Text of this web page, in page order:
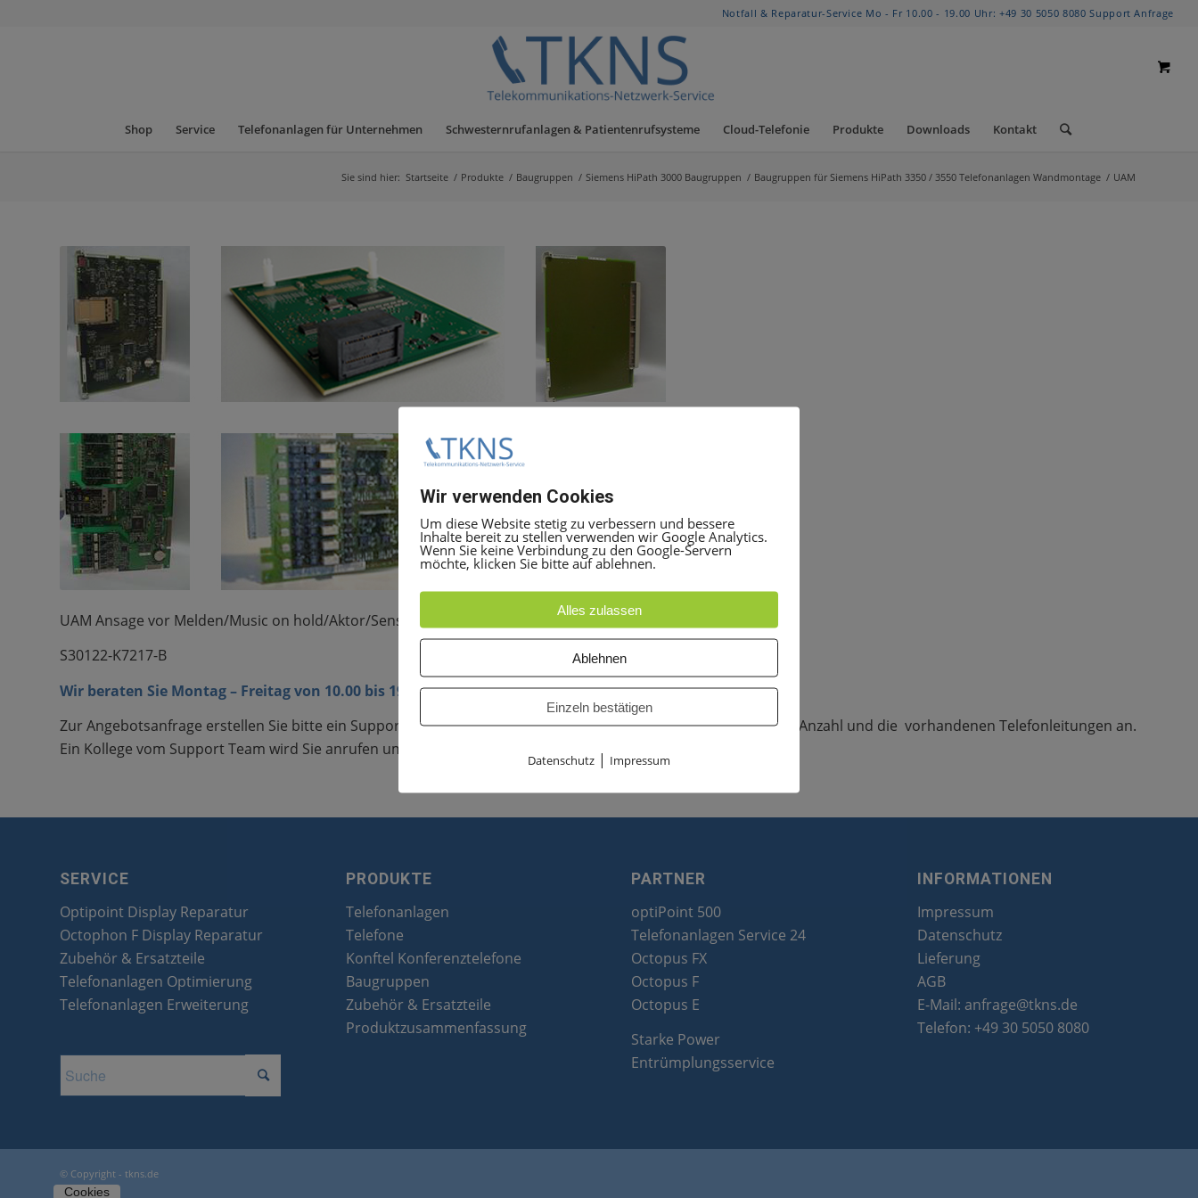
Notfall & Reparatur-Service Mo - Fr 10.00 - 19.00 Uhr: +49 30 5050 8080 Support Anfrage
Shop Service Telefonanlagen für Unternehmen Schwesternrufanlagen & Patientenrufsysteme Cloud-Telefonie Produkte Downloads Kontakt
Sie sind hier: Startseite / Produkte / Baugruppen / Siemens HiPath 3000 Baugruppen / Baugruppen für Siemens HiPath 3350 / 3550 Telefonanlagen Wandmontage / UAM
UAM Ansage vor Melden/Music on hold/Aktor/Sensor für HiPath 3350/3550
S30122-K7217-B
Wir beraten Sie Montag – Freitag von 10.00 bis 19:00 Uhr Uhr unter+49 30 5050 8080
Zur Angebotsanfrage erstellen Sie bitte ein Support TicketAngebot anfordern, geben Sie dort die Mittarbeiter Anzahl und die vorhandenen Telefonleitungen an.
Ein Kollege vom Support Team wird Sie anrufen um alles weitere zu besprechen.
SERVICE
Optipoint Display Reparatur
Octophon F Display Reparatur
Zubehör & Ersatzteile
Telefonanlagen Optimierung
Telefonanlagen Erweiterung
PRODUKTE
Telefonanlagen
Telefone
Konftel Konferenztelefone
Baugruppen
Zubehör & Ersatzteile
Produktzusammenfassung
PARTNER
optiPoint 500
Telefonanlagen Service 24
Octopus FX
Octopus F
Octopus E
Starke Power
Entrümplungsservice
INFORMATIONEN
Impressum
Datenschutz
Lieferung
AGB
E-Mail: anfrage@tkns.de
Telefon: +49 30 5050 8080
© Copyright - tkns.de
Cookies
Wir verwenden Cookies
Um diese Website stetig zu verbessern und bessere
Inhalte bereit zu stellen verwenden wir Google Analytics.
Wenn Sie keine Verbindung zu den Google-Servern
möchte, klicken Sie bitte auf ablehnen.
Alles zulassen
Ablehnen
Einzeln bestätigen
Datenschutz | Impressum